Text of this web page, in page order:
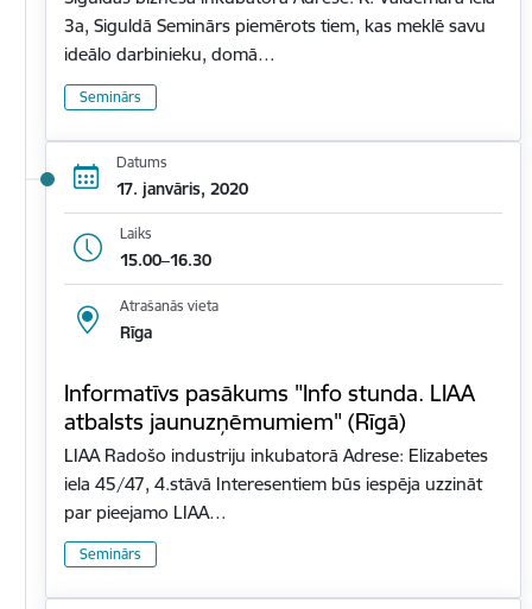
3a, Siguldā Seminārs piemērots tiem, kas meklē savu
ideālo darbinieku, domā…
Seminārs
Datums
17. janvāris, 2020
Laiks
15.00–16.30
Atrašanās vieta
Rīga
Informatīvs pasākums "Info stunda. LIAA
atbalsts jaunuzņēmumiem" (Rīgā)
LIAA Radošo industriju inkubatorā Adrese: Elizabetes
iela 45/47, 4.stāvā Interesentiem būs iespēja uzzināt
par pieejamo LIAA…
Seminārs